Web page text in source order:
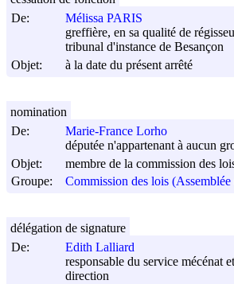
De:
Mélissa PARIS
greffière, en sa qualité de
tribunal d'instance de Besançon
Objet:
à la date du présent arrêté
De:
Marie-France Lorho
députée n'appartenant à aucun
Objet:
membre de la commission des
Groupe:
Commission des lois
nomination
De:
Edith Lalliard
responsable du service mécénat
direction
délégation de signature